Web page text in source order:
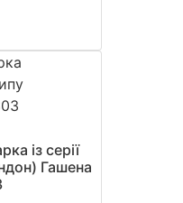
із серії
Гашена